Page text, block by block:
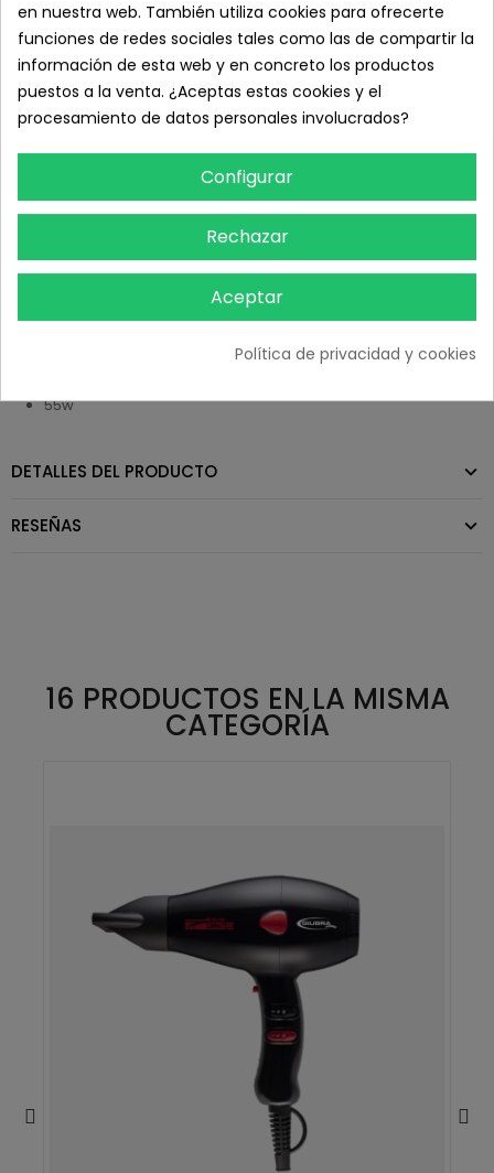
Características técnicas:
Temperatura máxima - 200&ordm. C
Interruptor encendido / apagado
LED light.
alcance de la temperatura.
Black ceramic coating: Hierro revestido con turmalina
negra para una distribución homogénea de la
Cool tip: Punta aislante.
Cable giratorio : 360&ordm.C. cable de 1.8m
Soporte integrado.
Voltaje: 220-240V ~ 60/60Hz
55w
DETALLES DEL PRODUCTO
RESEÑAS
16 PRODUCTOS EN LA MISMA
CATEGORÍA
en nuestra web. También utiliza cookies para ofrecerte
funciones de redes sociales tales como las de compartir la
información de esta web y en concreto los productos
puestos a la venta. ¿Aceptas estas cookies y el
procesamiento de datos personales involucrados?
Configurar
Rechazar
Aceptar
Política de privacidad y cookies